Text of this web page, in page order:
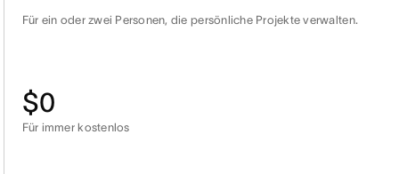
Für ein oder zwei Personen, die persönliche Projekte verwalten.
$0
Für immer kostenlos